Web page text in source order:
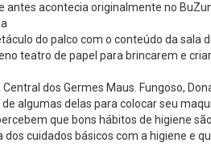
acontecia originalmente no
do palco com o conteúdo da
teatro de papel para brincarem e
dos Germes Maus. Fungoso,
algumas delas para colocar seu
que bons hábitos de higiene
cuidados básicos com a higiene e